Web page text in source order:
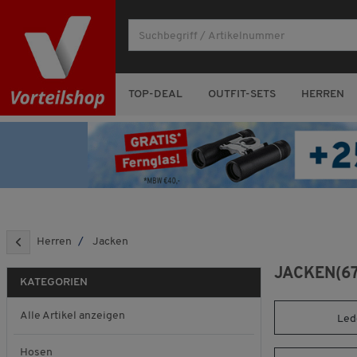
TOP-DEAL OUTFIT-SETS HERREN
Herren Jacken
KATEGORIEN
Alle Artikel anzeigen
Hosen
JACKEN